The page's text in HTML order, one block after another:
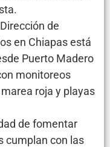
de
en Chiapas está
Puerto Madero
monitoreos
roja y playas
de fomentar
cumplan con las